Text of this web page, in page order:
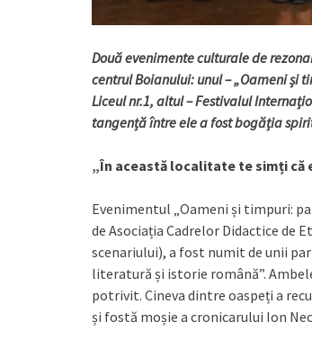
Două evenimente culturale de
centrul Boianului: unul – „Oameni și
Liceul nr.1, altul – Festivalul
tangență între ele a fost bogăția
„În această localitate te simți că
Evenimentul „Oameni și timpuri:
de Asociația Cadrelor Didactice de
scenariului), a fost numit de unii
literatură și istorie română”.
potrivit. Cineva dintre oaspeți a
și fostă moșie a cronicarului Ion